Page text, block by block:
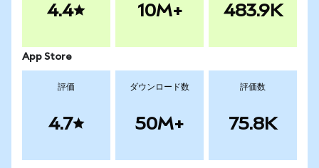
4.4 10M+ 483.9K
App Store
評価
4.7
ダウンロード数
50M+
評価数
75.8K